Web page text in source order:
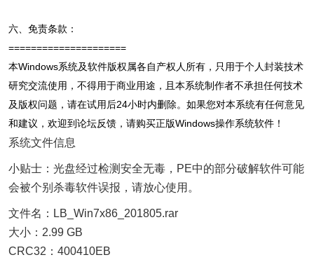
六、免责条款：
=====================
本Windows系统及软件版权属各自产权人所有，只用于个人封装技术
研究交流使用，不得用于商业用途，且本系统制作者不承担任何技术
及版权问题，请在试用后24小时内删除。如果您对本系统有任何意见
和建议，欢迎到论坛反馈，请购买正版Windows操作系统软件！
系统文件信息
小贴士：光盘经过检测安全无毒，PE中的部分破解软件可能
会被个别杀毒软件误报，请放心使用。
文件名：LB_Win7x86_201805.rar
大小：2.99 GB
CRC32：400410EB